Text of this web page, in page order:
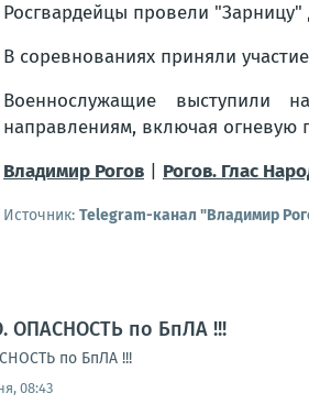
Росгвардейцы провели
В соревнованиях приняли
Военнослужащие выступили
направлениям, включая огневую
Владимир Рогов
Рогов. Глас
Источник: Telegram-канал "Владимир
ОПАСНОСТЬ по БпЛА !!!
по БпЛА !!!
08:43